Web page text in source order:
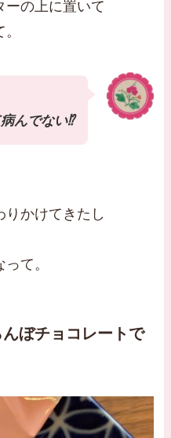
ーの上に置いて
んでない⁉︎
りかけてきたし
て。
ぼチョコレートで